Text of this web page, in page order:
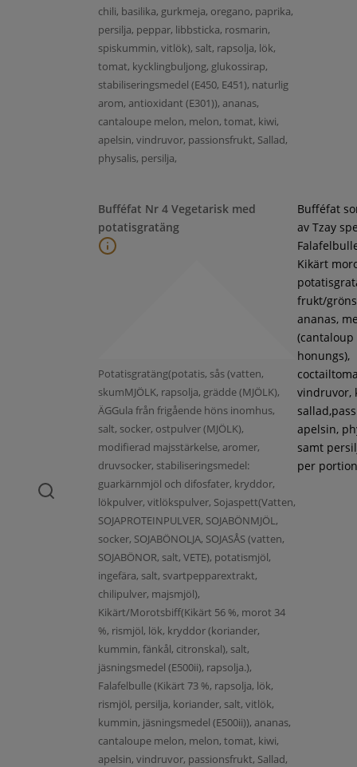
chili, basilika, gurkmeja, oregano, paprika,
persilja, peppar, libbsticka, rosmarin,
spiskummin, vitlök), salt, rapsolja, lök,
tomat, kycklingbuljong, glukossirap,
stabiliseringsmedel (E450, E451), naturlig
arom, antioxidant (E301)), ananas,
cantaloupe melon, melon, tomat, kiwi,
apelsin, vindruvor, passionsfrukt, Sallad,
physalis, persilja,
Bufféfat Nr 4 Vegetarisk med
potatisgratäng
Potatisgratäng(potatis, sås (vatten,
skumMJÖLK, rapsolja, grädde (MJÖLK),
ÄGGula från frigående höns inomhus,
salt, socker, ostpulver (MJÖLK),
modifierad majsstärkelse, aromer,
druvsocker, stabiliseringsmedel:
guarkärnmjöl och difosfater, kryddor,
lökpulver, vitlökspulver, Sojaspett(Vatten,
SOJAPROTEINPULVER, SOJABÖNMJÖL,
socker, SOJABÖNOLJA, SOJASÅS (vatten,
SOJABÖNOR, salt, VETE), potatismjöl,
ingefära, salt, svartpepparextrakt,
chilipulver, majsmjöl),
Kikärt/Morotsbiff(Kikärt 56 %, morot 34
%, rismjöl, lök, kryddor (koriander,
kummin, fänkål, citronskal), salt,
jäsningsmedel (E500ii), rapsolja.),
Falafelbulle (Kikärt 73 %, rapsolja, lök,
rismjöl, persilja, koriander, salt, vitlök,
kummin, jäsningsmedel (E500ii)), ananas,
cantaloupe melon, melon, tomat, kiwi,
apelsin, vindruvor, passionsfrukt, Sallad,
Bufféfat
av Tzay
Kikärt
frukt/
ananas,
(cantaloup
honungs),
vindruvor,
apelsin,
samt
per